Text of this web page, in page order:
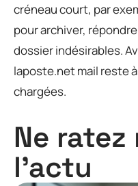
créneau court, par
pour archiver,
dossier indésirables.
laposte.net mail reste
chargées.
Ne ratez
l'actu